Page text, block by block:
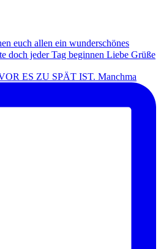
ES ZU SPÄT IST. Manchma